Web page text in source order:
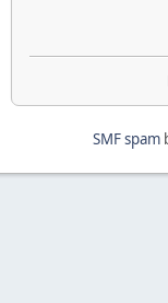
SMF spam